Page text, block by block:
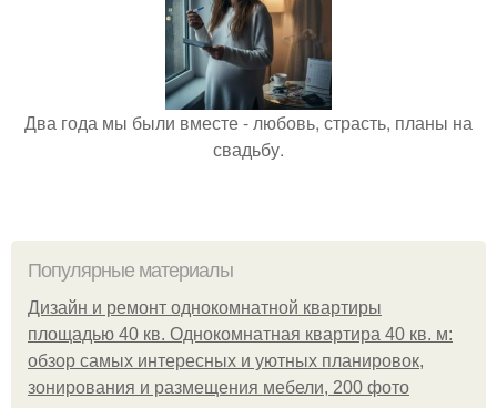
Два года мы были вместе - любовь, страсть, планы на
свадьбу.
Популярные материалы
Дизайн и ремонт однокомнатной квартиры
площадью 40 кв. Однокомнатная квартира 40 кв. м:
обзор самых интересных и уютных планировок,
зонирования и размещения мебели, 200 фото